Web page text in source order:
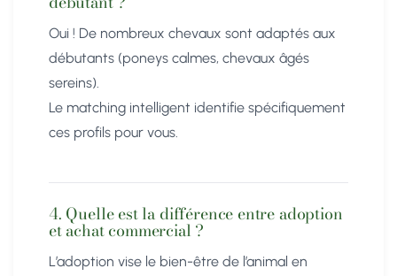
Oui ! De nombreux chevaux sont adaptés aux
débutants (poneys calmes, chevaux âgés
sereins).
Le matching intelligent identifie spécifiquement
ces profils pour vous.
4. Quelle est la différence entre adoption
et achat commercial ?
L’adoption vise le bien-être de l’animal en